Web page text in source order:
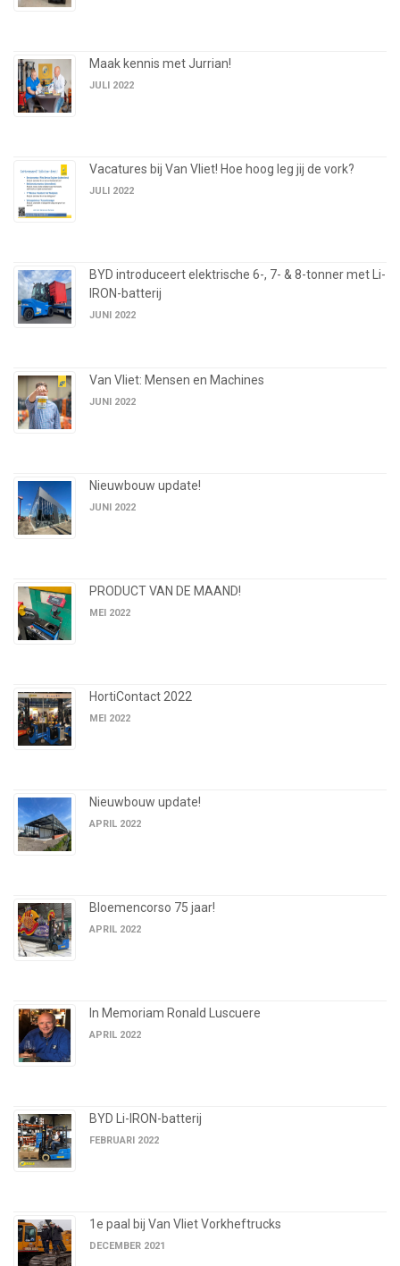
Maak kennis met Jurrian!
JULI 2022
Vacatures bij Van Vliet! Hoe hoog leg jij de vork?
JULI 2022
BYD introduceert elektrische 6-, 7- & 8-tonner met Li-
IRON-batterij
JUNI 2022
Van Vliet: Mensen en Machines
JUNI 2022
Nieuwbouw update!
JUNI 2022
PRODUCT VAN DE MAAND!
MEI 2022
HortiContact 2022
MEI 2022
Nieuwbouw update!
APRIL 2022
Bloemencorso 75 jaar!
APRIL 2022
In Memoriam Ronald Luscuere
APRIL 2022
BYD Li-IRON-batterij
FEBRUARI 2022
1e paal bij Van Vliet Vorkheftrucks
DECEMBER 2021